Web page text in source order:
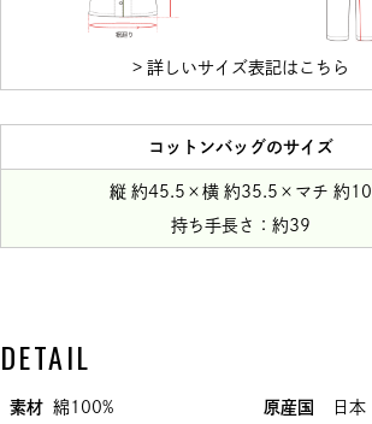
> 詳しいサイズ表記はこちら
コットンバッグのサイズ
縦 約45.5×横 約35.5×マチ 約10
持ち手長さ：約39
DETAIL
素材 綿100% 原産国
日本